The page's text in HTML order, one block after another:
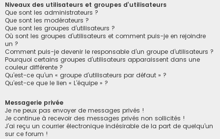
Niveaux des utilisateurs et groupes d’utilisateurs
Que sont les administrateurs ?
Que sont les modérateurs ?
Que sont les groupes d’utilisateurs ?
Où sont les groupes d’utilisateurs et comment puis-je en rejoindre
un ?
Comment puis-je devenir le responsable d’un groupe d’utilisateurs ?
Pourquoi certains groupes d’utilisateurs apparaissent dans une
couleur différente ?
Qu’est-ce qu’un « groupe d’utilisateurs par défaut » ?
Qu’est-ce que le lien « L’équipe » ?
Messagerie privée
Je ne peux pas envoyer de messages privés !
Je continue à recevoir des messages privés non sollicités !
J’ai reçu un courrier électronique indésirable de la part de quelqu’un
sur ce forum !